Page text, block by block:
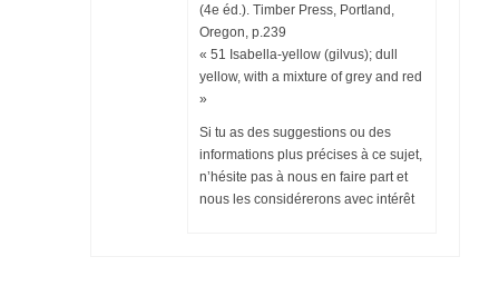
(4e éd.). Timber Press, Portland,
Oregon, p.239
« 51 Isabella-yellow (gilvus); dull
yellow, with a mixture of grey and red
»
Si tu as des suggestions ou des
informations plus précises à ce sujet,
n’hésite pas à nous en faire part et
nous les considérerons avec intérêt